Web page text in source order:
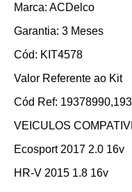
Marca: ACDelco
Garantia: 3 Meses
Cód: KIT4578
Valor Referente ao Kit
Cód Ref:
VEICULOS
Ecosport 2017 2.0 16v
HR-V 2015 1.8 16v